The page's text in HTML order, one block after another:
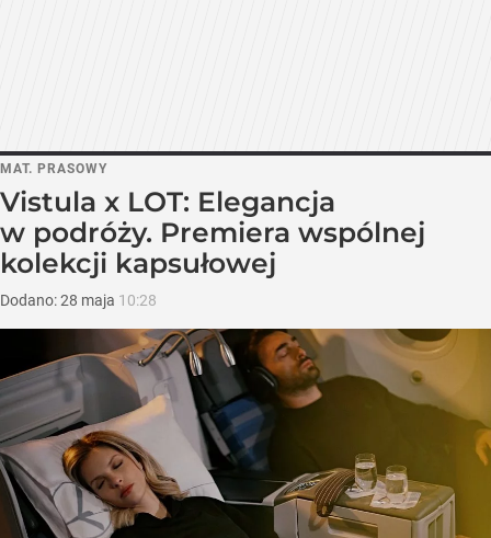
MAT. PRASOWY
Vistula x LOT: Elegancja
w podróży. Premiera wspólnej
kolekcji kapsułowej
Dodano:28 maja 10:28